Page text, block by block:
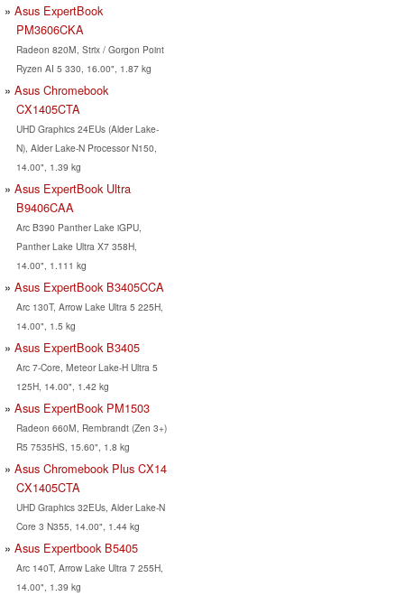
Asus ExpertBook
PM3606CKA
Radeon 820M, Strix / Gorgon Point
Ryzen AI 5 330, 16.00", 1.87 kg
Asus Chromebook
CX1405CTA
UHD Graphics 24EUs (Alder Lake-
N), Alder Lake-N Processor N150,
14.00", 1.39 kg
Asus ExpertBook Ultra
B9406CAA
Arc B390 Panther Lake iGPU,
Panther Lake Ultra X7 358H,
14.00", 1.111 kg
Asus ExpertBook B3405CCA
Arc 130T, Arrow Lake Ultra 5 225H,
14.00", 1.5 kg
Asus ExpertBook B3405
Arc 7-Core, Meteor Lake-H Ultra 5
125H, 14.00", 1.42 kg
Asus ExpertBook PM1503
Radeon 660M, Rembrandt (Zen 3+)
R5 7535HS, 15.60", 1.8 kg
Asus Chromebook Plus CX14
CX1405CTA
UHD Graphics 32EUs, Alder Lake-N
Core 3 N355, 14.00", 1.44 kg
Asus Expertbook B5405
Arc 140T, Arrow Lake Ultra 7 255H,
14.00", 1.39 kg